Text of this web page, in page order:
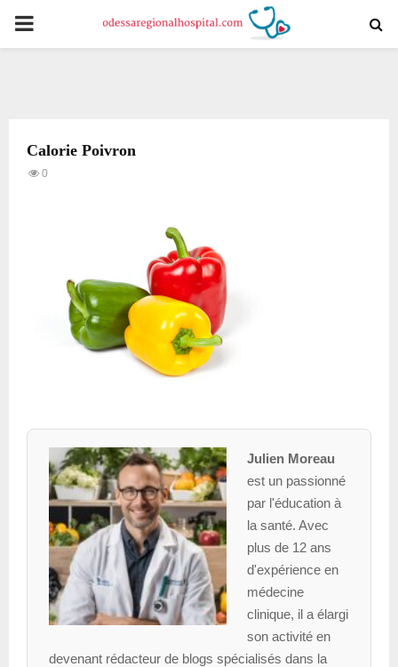
PRIMARY
Calorie Poivron
0
Julien Moreau
est un passionné
par l'éducation à
la santé. Avec
plus de 12 ans
d'expérience en
médecine
clinique, il a élargi
son activité en
devenant rédacteur de blogs spécialisés dans la